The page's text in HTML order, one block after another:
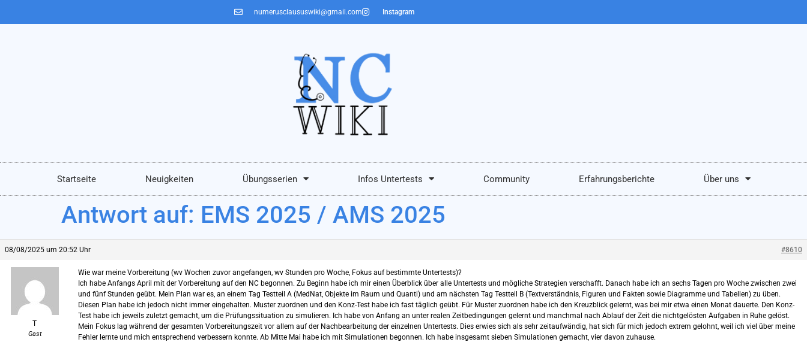
numerusclaususwiki@gmail.com Instagram
Startseite Neuigkeiten Übungsserien Infos Untertests Community Erfahrungsberichte Über uns
Antwort auf: EMS 2025 / AMS 2025
08/08/2025 um 20:52 Uhr #8610
T
Gast
Wie war meine Vorbereitung (wv Wochen zuvor angefangen, wv Stunden pro Woche, Fokus auf bestimmte Untertests)?
Ich habe Anfangs April mit der Vorbereitung auf den NC begonnen. Zu Beginn habe ich mir einen Überblick über alle Untertests und mögliche Strategien verschafft. Danach habe ich an sechs Tagen pro Woche zwischen zwei
und fünf Stunden geübt. Mein Plan war es, an einem Tag Testteil A (MedNat, Objekte im Raum und Quanti) und am nächsten Tag Testteil B (Textverständnis, Figuren und Fakten sowie Diagramme und Tabellen) zu üben.
Diesen Plan habe ich jedoch nicht immer eingehalten. Muster zuordnen und den Konz-Test habe ich fast täglich geübt. Für Muster zuordnen habe ich den Kreuzblick gelernt, was bei mir etwa einen Monat dauerte. Den Konz-
Test habe ich jeweils zuletzt gemacht, um die Prüfungssituation zu simulieren. Ich habe von Anfang an unter realen Zeitbedingungen gelernt und manchmal nach Ablauf der Zeit die nichtgelösten Aufgaben in Ruhe gelöst.
Mein Fokus lag während der gesamten Vorbereitungszeit vor allem auf der Nachbearbeitung der einzelnen Untertests. Dies erwies sich als sehr zeitaufwändig, hat sich für mich jedoch extrem gelohnt, weil ich viel über meine
Fehler lernte und mich entsprechend verbessern konnte. Ab Mitte Mai habe ich mit Simulationen begonnen. Ich habe insgesamt sieben Simulationen gemacht, vier davon zuhause.